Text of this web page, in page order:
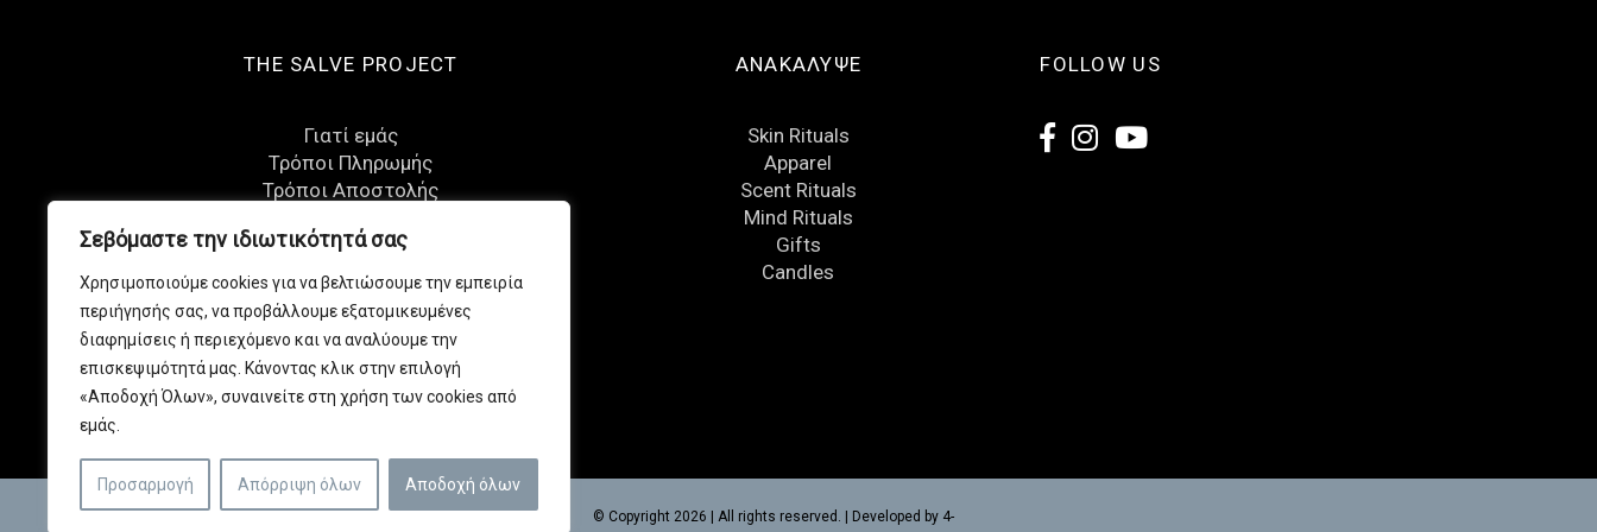
Σεβόμαστε την ιδιωτικότητά σας
Χρησιμοποιούμε cookies για να βελτιώσουμε την εμπειρία
περιήγησής σας, να προβάλλουμε εξατομικευμένες
διαφημίσεις ή περιεχόμενο και να αναλύουμε την
επισκεψιμότητά μας. Κάνοντας κλικ στην επιλογή
«Αποδοχή Όλων», συναινείτε στη χρήση των cookies από
εμάς.
Προσαρμογή Απόρριψη όλων Αποδοχή όλων
THE SALVE PROJECT
Γιατί εμάς
Τρόποι Πληρωμής
Τρόποι Αποστολής
Πολιτική Επιστροφών
Πολιτική Απορρήτου
Eπικοινωνία
ΑΝΑΚΑΛΥΨΕ
Skin Rituals
Apparel
Scent Rituals
Mind Rituals
Gifts
Candles
FOLLOW US
© Copyright 2026 | All rights reserved. | Developed by 4-